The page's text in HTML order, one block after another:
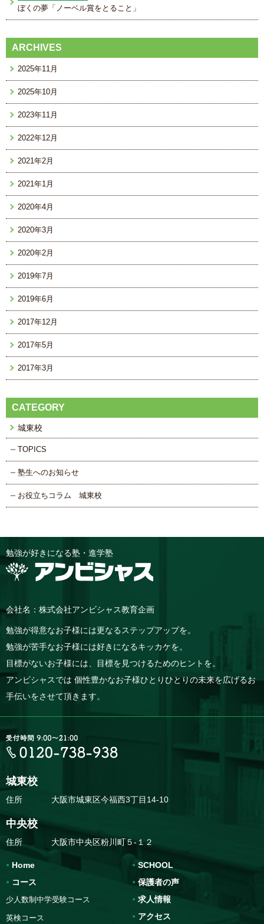
ぼくの夢「ノーベル賞をとること」
ARCHIVES
2025年11月
2025年10月
2023年11月
2022年12月
2021年2月
2021年1月
2020年4月
2020年3月
2020年2月
2019年7月
2019年6月
2017年12月
2017年5月
2017年3月
CATEGORY
城東校
TOPICS
塾生へのお知らせ
お役立ちコラム 城東校
勉強が好きになる塾・進学塾
会社名：株式会社アンビシャス教育企画
勉強が得意なお子様には更なるステップアップを。
勉強が苦手なお子様には好きになるキッカケを。
目標がないお子様には、目標を見つけるためのヒントを。
アンビシャスでは 個性豊かなお子様ひとりひとりの未来を広げるお
手伝いをさせて頂きます。
城東校
住所 大阪市城東区今福西3丁目14-10
中央校
住所 大阪市中央区粉川町５-１２
Home
コース
少人数制中学受験コース
英検コース
SCHOOL
保護者の声
求人情報
アクセス